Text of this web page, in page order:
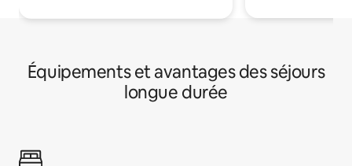
Équipements et avantages des séjours
longue durée